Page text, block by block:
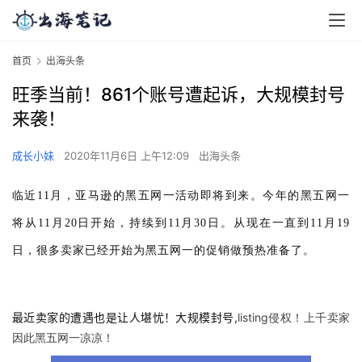
首页 出海头条
旺季当前！861个账号遭起诉，大规模封号
来袭！
成长小妹 2020年11月6日 上午12:09 出海头条
临近11月，亚马逊的黑五网一活动即将到来。今年的黑五网一
将从11月20日开始，持续到11月30日。 从现在一直到11月19
日，很多卖家已经开始为黑五网一的促销做预热准备了。
最近卖家的遭遇也是让人堪忧！大规模封号,listing侵权！上千卖家
因此黑五网一凉凉！